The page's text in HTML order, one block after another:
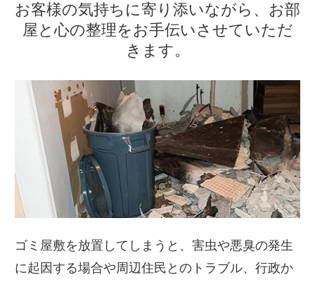
お客様の気持ちに寄り添いながら、お部
屋と心の整理をお手伝いさせていただ
きます。
ゴミ屋敷を放置してしまうと、害虫や悪臭の発生
に起因する場合や周辺住民とのトラブル、行政か